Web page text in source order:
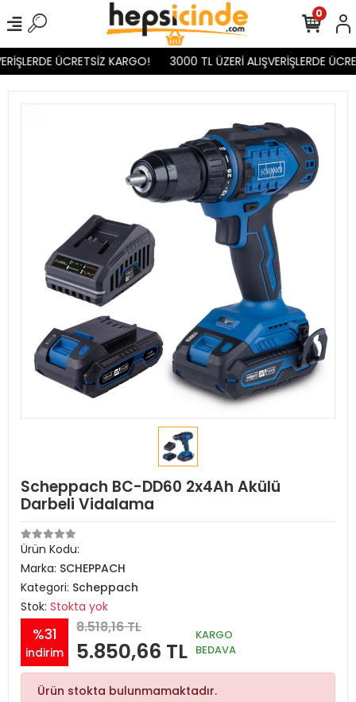
ÜCRETSİZ KARGO! 3000 TL ÜZERİ ALIŞVERİŞLERDE
0
Scheppach BC-DD60 2x4Ah Akülü
Darbeli Vidalama
Ürün Kodu:
Marka: SCHEPPACH
Kategori: Scheppach
Stok: Stokta yok
%31
indirim
8.518,16 TL
5.850,66 TL
KARGO
BEDAVA
Ürün stokta bulunmamaktadır.